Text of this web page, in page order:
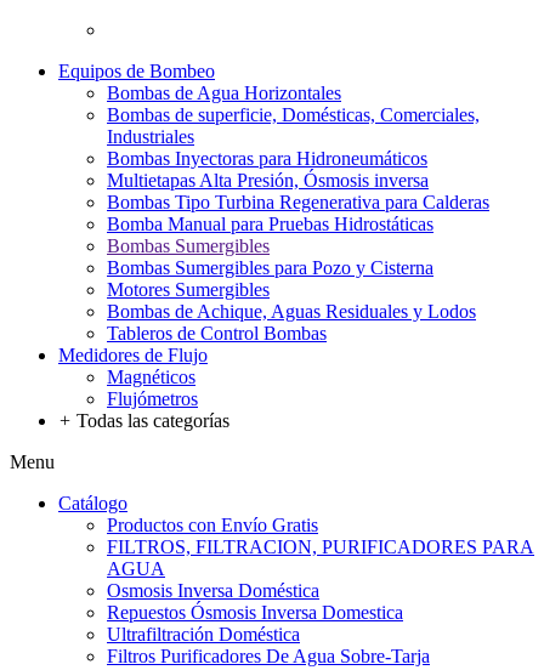
Equipos de Bombeo
Bombas de Agua Horizontales
Bombas de superficie, Domésticas, Comerciales,
Industriales
Bombas Inyectoras para Hidroneumáticos
Multietapas Alta Presión, Ósmosis inversa
Bombas Tipo Turbina Regenerativa para Calderas
Bomba Manual para Pruebas Hidrostáticas
Bombas Sumergibles
Bombas Sumergibles para Pozo y Cisterna
Motores Sumergibles
Bombas de Achique, Aguas Residuales y Lodos
Tableros de Control Bombas
Medidores de Flujo
Magnéticos
Flujómetros
+ Todas las categorías
Menu
Catálogo
Productos con Envío Gratis
FILTROS, FILTRACION, PURIFICADORES PARA
AGUA
Osmosis Inversa Doméstica
Repuestos Ósmosis Inversa Domestica
Ultrafiltración Doméstica
Filtros Purificadores De Agua Sobre-Tarja